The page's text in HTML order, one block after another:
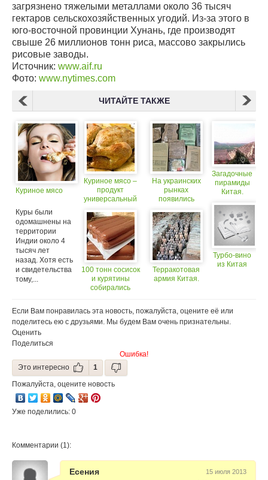
загрязнено тяжелыми металлами около 36 тысяч
гектаров сельскохозяйственных угодий. Из-за этого в
юго-восточной провинции Хунань, где производят
свыше 26 миллионов тонн риса, массово закрылись
рисовые заводы.
Источник: www.aif.ru
Фото: www.nytimes.com
ЧИТАЙТЕ ТАКЖЕ
Куриное мясо
Куры были
одомашнены на
территории
Индии около 4
тысяч лет
назад. Хотя есть
и свидетельства
тому,...
Куриное мясо –
продукт
универсальный
100 тонн сосисок
и курятины
собирались
На украинских
рынках
появились
сухие пайки
Терракотовая
армия Китая.
Загадочные
пирамиды
Китая.
Турбо-вино
из Китая
Если Вам понравилась эта новость, пожалуйста, оцените её или
поделитесь ею с друзьями. Мы будем Вам очень признательны.
Оценить
Поделиться
Ошибка!
Это интересно
1
Пожалуйста, оцените новость
Уже поделились: 0
Комментарии (1):
Есения 15 июля 2013